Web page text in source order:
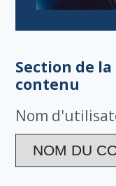
Section de
contenu
Nom